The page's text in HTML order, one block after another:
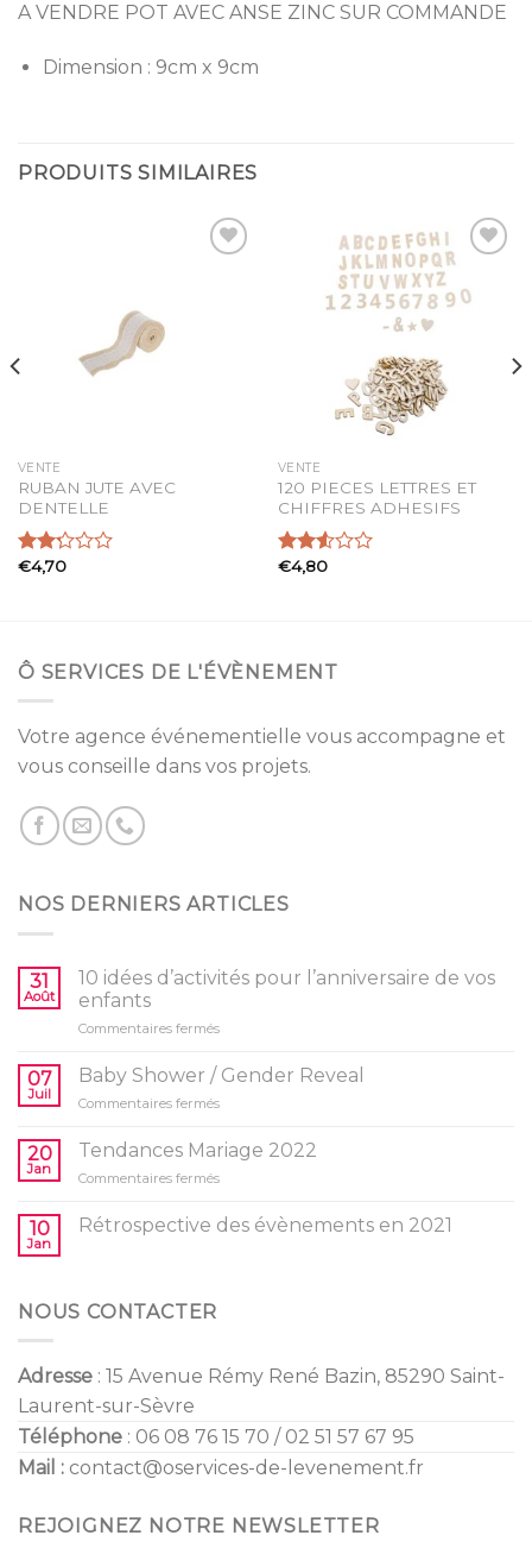
A VENDRE POT AVEC ANSE ZINC SUR COMMANDE
Dimension : 9cm x 9cm
PRODUITS SIMILAIRES
VENTE
RUBAN JUTE AVEC
DENTELLE
Note
€4,70
VENTE
120 PIECES LETTRES ET
CHIFFRES ADHESIFS
Note
€4,80
Ô SERVICES DE L'ÉVÈNEMENT
Votre agence événementielle vous accompagne et
vous conseille dans vos projets.
NOS DERNIERS ARTICLES
31
Août
10 idées d’activités pour l’anniversaire de vos
enfants
Commentaires ferméssur
idées
pour
de
07
Juil
Baby Shower / Gender Reveal
Commentaires ferméssur
Shower
Gender
20
Jan
Tendances Mariage 2022
Commentaires ferméssur
Mariage
10
Jan
Rétrospective des évènements en 2021
NOUS CONTACTER
Adresse : 15 Avenue Rémy René Bazin, 85290 Saint-
Laurent-sur-Sèvre
Téléphone : 06 08 76 15 70 / 02 51 57 67 95
Mail : contact@oservices-de-levenement.fr
REJOIGNEZ NOTRE NEWSLETTER